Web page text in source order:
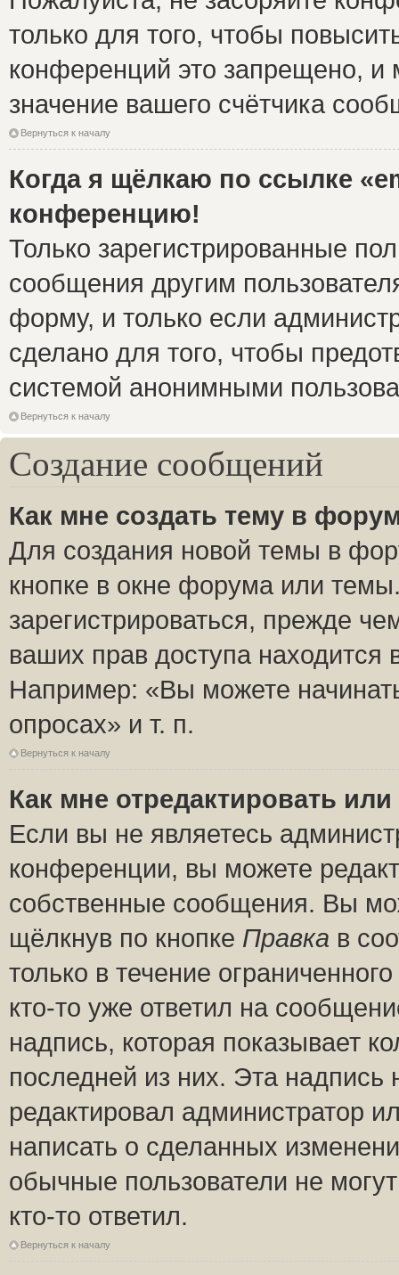
только для того, чтобы
конференций это запрещено, и
значение вашего счётчика
Вернуться к началу
Когда я щёлкаю по ссылке
конференцию!
Только зарегистрированные
сообщения другим
форму, и только если
сделано для того, чтобы
системой анонимными
Вернуться к началу
Создание сообщений
Как мне создать тему в
Для создания новой темы в
кнопке в окне форума или
зарегистрироваться, прежде
ваших прав доступа
Например: «Вы можете
опросах» и т. п.
Вернуться к началу
Как мне отредактировать
Если вы не являетесь
конференции, вы можете
собственные сообщения. Вы
щёлкнув по кнопке Правка в
только в течение
кто-то уже ответил на
надпись, которая показывает
последней из них. Эта
редактировал администратор
написать о сделанных
обычные пользователи не
кто-то ответил.
Вернуться к началу